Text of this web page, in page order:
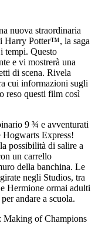
nuova straordinaria
Harry Potter™, la saga
tempi. Questo
e vi mostrerà una
di scena. Rivela
cui informazioni sugli
reso questi film così
9 ¾ e avventurati
Express!
possibilità di salire a
un carrello
della banchina. Le
negli Studios, tra
Hermione ormai adulti
andare a scuola.
Making of Champions